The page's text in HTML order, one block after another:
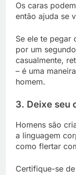
Os caras
então ajuda se
Se ele te pegar
por um
casualmente,
– é uma
homem.
3. Deixe seu
Homens são
a linguagem
como flertar
Certifique-se